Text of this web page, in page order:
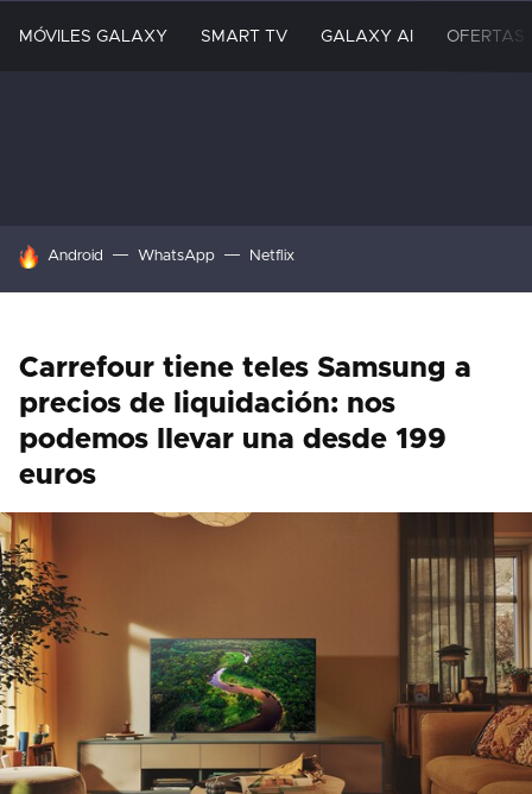
MÓVILES GALAXY SMART TV GALAXY AI OFERTAS
HOY SE HABLA DE
Android WhatsApp Netflix
Carrefour tiene teles Samsung a
precios de liquidación: nos
podemos llevar una desde 199
euros